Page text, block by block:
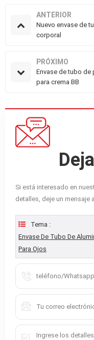
ANTERIOR
Nuevo envase de
corporal
PRÓXIMO
Envase de tubo
para crema BB
Si está interesado en
detalles, deje un mensaje
Tema :
Envase De Tubo De
Para Ojos